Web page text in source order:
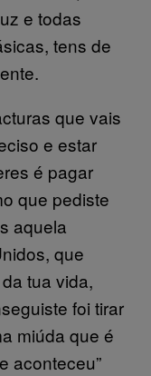
e todas
tens de
que vais
e estar
é pagar
que pediste
aquela
que
tua vida,
foi tirar
miúda que é
aconteceu”